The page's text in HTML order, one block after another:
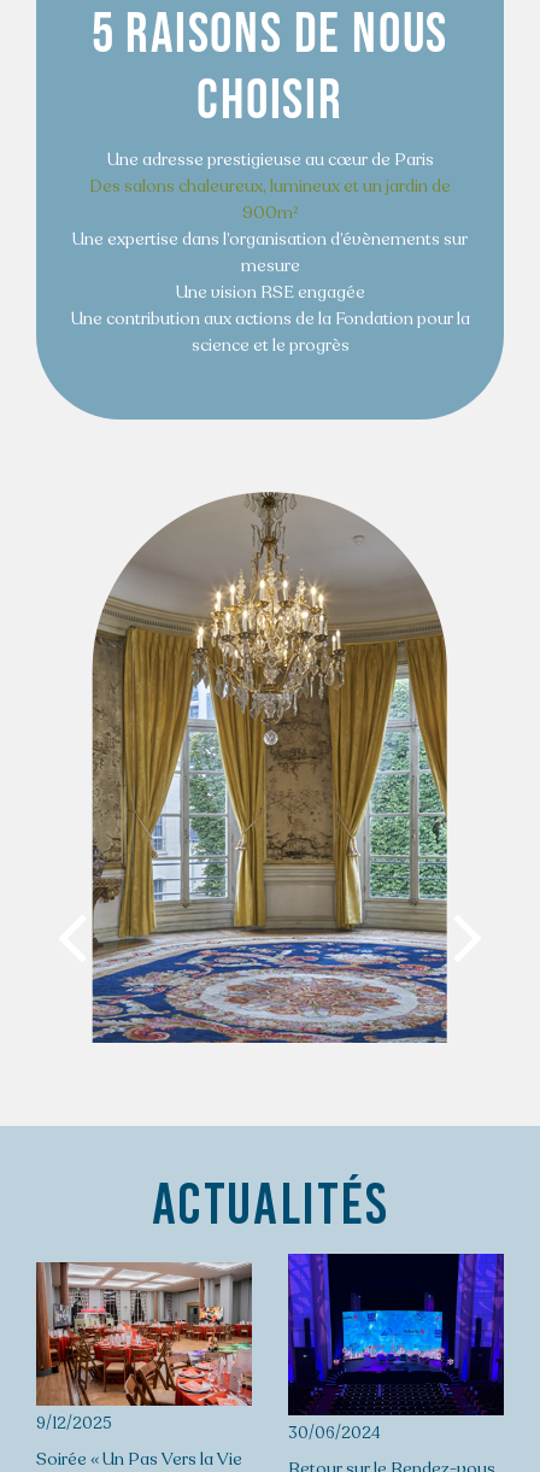
5 RAISONS DE NOUS
CHOISIR
Une adresse prestigieuse au cœur de Paris
Des salons chaleureux, lumineux et un jardin de
900m²
Une expertise dans l’organisation d’évènements sur
mesure
Une vision RSE engagée
Une contribution aux actions de la Fondation pour la
science et le progrès
ACTUALITéS
9/12/2025
Soirée « Un Pas Vers la Vie
30/06/2024